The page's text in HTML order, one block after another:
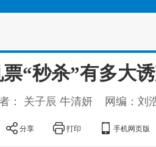
“秒杀”有多大
： 关子辰 牛清妍 网编：刘
分享 打印 手机网页版